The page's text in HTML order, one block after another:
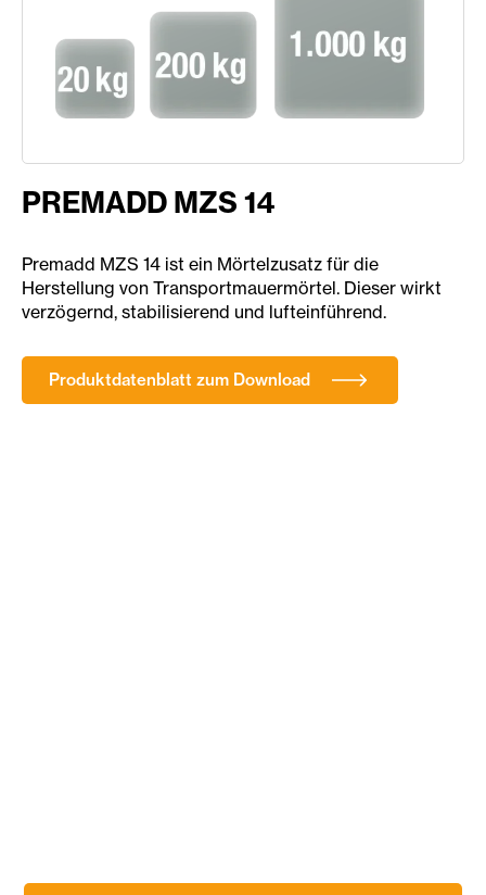
PREMADD MZS 14
Premadd MZS 14 ist ein Mörtelzusatz für die
Herstellung von Transportmauermörtel. Dieser wirkt
verzögernd, stabilisierend und lufteinführend.
Produktdatenblatt zum Download